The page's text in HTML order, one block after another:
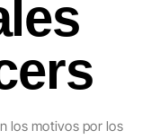
los motivos por los